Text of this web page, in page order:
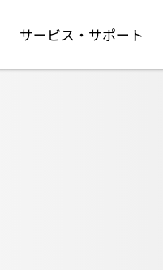
サービス・サポート